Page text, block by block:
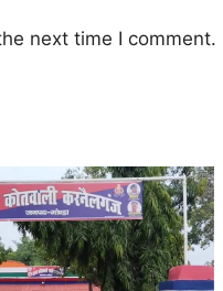
next time I comment.